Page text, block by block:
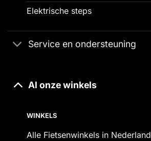
Elektrische steps
Service en ondersteuning
Al onze winkels
WINKELS
Alle Fietsenwinkels in Nederland